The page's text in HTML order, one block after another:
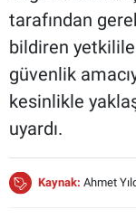
tarafından
bildiren
güvenlik
kesinlikle
uyardı.
Kaynak: Ahmet